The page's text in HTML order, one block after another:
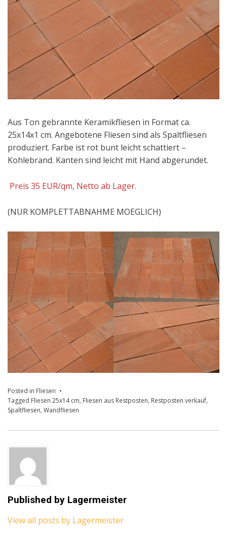
Aus Ton gebrannte Keramikfliesen in Format ca.
25x14x1 cm. Angebotene Fliesen sind als Spaltfliesen
produziert. Farbe ist rot bunt leicht schattiert –
Kohlebrand. Kanten sind leicht mit Hand abgerundet.
Preis 35 EUR/qm, Netto ab Lager.
(NUR KOMPLETTABNAHME MOEGLICH)
Posted in Fliesen
Tagged Fliesen 25x14 cm, Fliesen aus Restposten, Restposten verkauf,
Spaltfliesen, Wandfliesen
Published by Lagermeister
View all posts by Lagermeister